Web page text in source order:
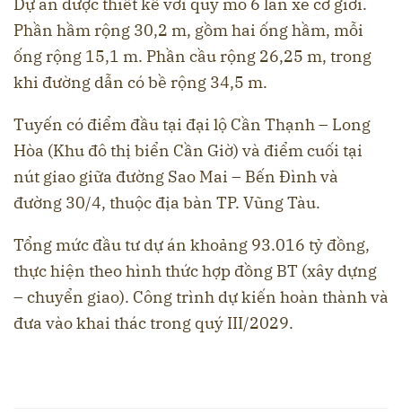
Dự án được thiết kế với quy mô 6 làn xe cơ giới.
Phần hầm rộng 30,2 m, gồm hai ống hầm, mỗi
ống rộng 15,1 m. Phần cầu rộng 26,25 m, trong
khi đường dẫn có bề rộng 34,5 m.
Tuyến có điểm đầu tại đại lộ Cần Thạnh – Long
Hòa (Khu đô thị biển Cần Giờ) và điểm cuối tại
nút giao giữa đường Sao Mai – Bến Đình và
đường 30/4, thuộc địa bàn TP. Vũng Tàu.
Tổng mức đầu tư dự án khoảng 93.016 tỷ đồng,
thực hiện theo hình thức hợp đồng BT (xây dựng
– chuyển giao). Công trình dự kiến hoàn thành và
đưa vào khai thác trong quý III/2029.